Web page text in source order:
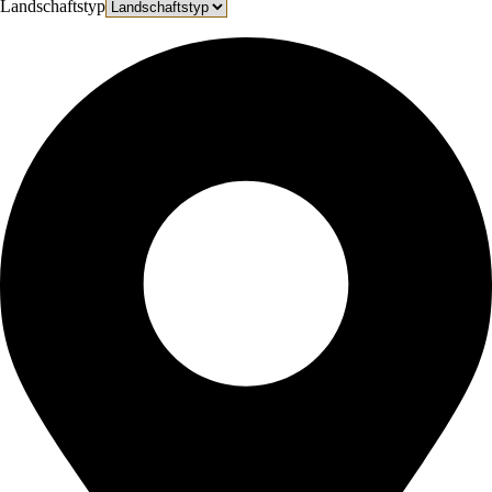
Landschaftstyp